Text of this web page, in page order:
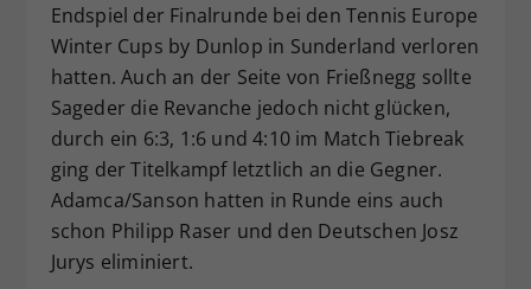
Endspiel der Finalrunde bei den Tennis Europe
Winter Cups by Dunlop in Sunderland verloren
hatten. Auch an der Seite von Frießnegg sollte
Sageder die Revanche jedoch nicht glücken,
durch ein 6:3, 1:6 und 4:10 im Match Tiebreak
ging der Titelkampf letztlich an die Gegner.
Adamca/Sanson hatten in Runde eins auch
schon Philipp Raser und den Deutschen Josz
Jurys eliminiert.